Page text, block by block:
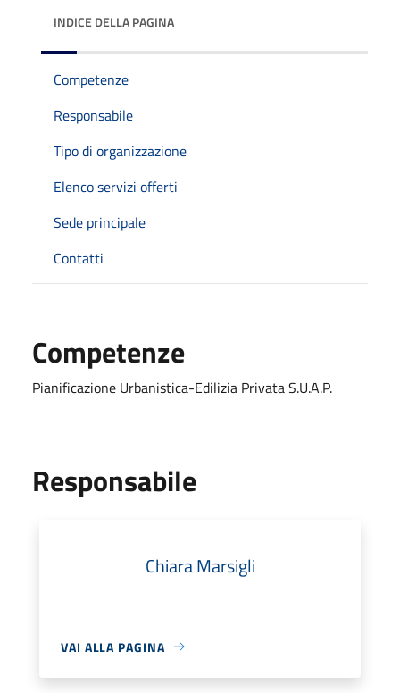
INDICE DELLA PAGINA
Competenze
Responsabile
Tipo di organizzazione
Elenco servizi offerti
Sede principale
Contatti
Competenze
Pianificazione Urbanistica-Edilizia Privata S.U.A.P.
Responsabile
Chiara Marsigli
VAI ALLA PAGINA